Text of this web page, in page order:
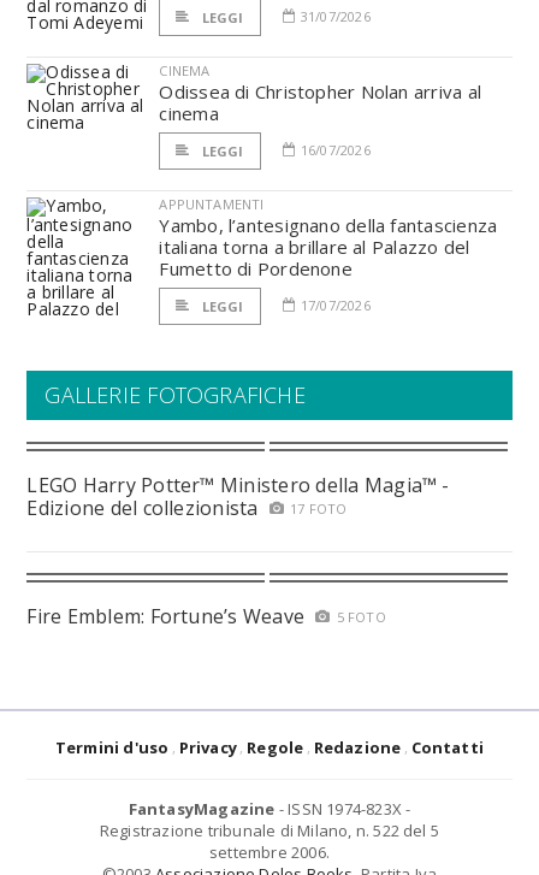
LEGGI 31/07/2026
CINEMA
Odissea di Christopher Nolan arriva al
cinema
LEGGI 16/07/2026
APPUNTAMENTI
Yambo, l’antesignano della fantascienza
italiana torna a brillare al Palazzo del
Fumetto di Pordenone
LEGGI 17/07/2026
GALLERIE FOTOGRAFICHE
LEGO Harry Potter™ Ministero della Magia™ -
Edizione del collezionista
17 FOTO
Fire Emblem: Fortune’s Weave 5 FOTO
Termini d'uso Privacy Regole Redazione Contatti
FantasyMagazine - ISSN 1974-823X -
Registrazione tribunale di Milano, n. 522 del 5
settembre 2006.